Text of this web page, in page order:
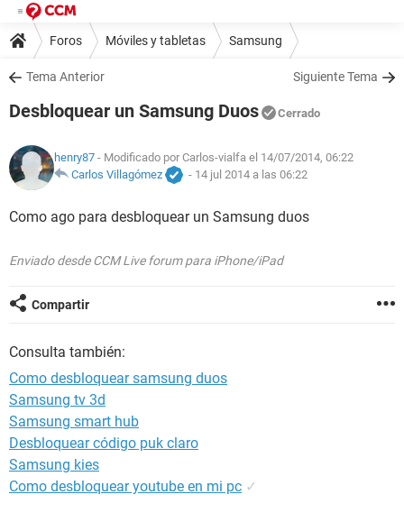
Foros Móviles y tabletas Samsung
Tema Anterior Siguiente Tema
Desbloquear un Samsung Duos Cerrado
henry87 - Modificado por Carlos-vialfa el 14/07/2014, 06:22
Carlos Villagómez
- 14 jul 2014 a las 06:22
Como ago para desbloquear un Samsung duos
Enviado desde CCM Live forum para iPhone/iPad
Compartir
Consulta también:
Como desbloquear samsung duos
Samsung tv 3d
Samsung smart hub
Desbloquear código puk claro
Samsung kies
Como desbloquear youtube en mi pc ✓